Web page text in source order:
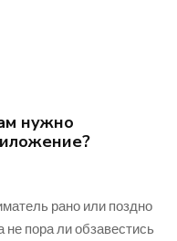
нужно
рано или поздно
не пора ли обзавестись